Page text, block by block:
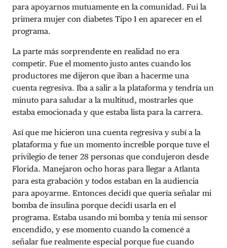
para apoyarnos mutuamente en la comunidad. Fui la
primera mujer con diabetes Tipo 1 en aparecer en el
programa.
La parte más sorprendente en realidad no era
competir. Fue el momento justo antes cuando los
productores me dijeron que iban a hacerme una
cuenta regresiva. Iba a salir a la plataforma y tendría un
minuto para saludar a la multitud, mostrarles que
estaba emocionada y que estaba lista para la carrera.
Así que me hicieron una cuenta regresiva y subí a la
plataforma y fue un momento increíble porque tuve el
privilegio de tener 28 personas que condujeron desde
Florida. Manejaron ocho horas para llegar a Atlanta
para esta grabación y todos estaban en la audiencia
para apoyarme. Entonces decidí que quería señalar mi
bomba de insulina porque decidí usarla en el
programa. Estaba usando mi bomba y tenía mi sensor
encendido, y ese momento cuando la comencé a
señalar fue realmente especial porque fue cuando